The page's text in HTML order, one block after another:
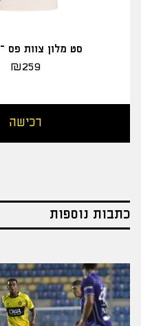
סט מלון צוות פס – FCBJ
₪259
רכישה
כתבות נוספות